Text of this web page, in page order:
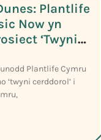
Plantlife
Now yn
‘Twyni
Plantlife Cymru
‘twyni cerddorol’ i